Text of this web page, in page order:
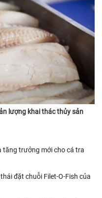
lượng khai thác thủy sản
tăng trưởng mới cho cá tra
đặt chuỗi Filet-O-Fish của